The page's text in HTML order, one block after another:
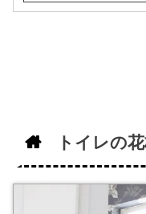
トイレの